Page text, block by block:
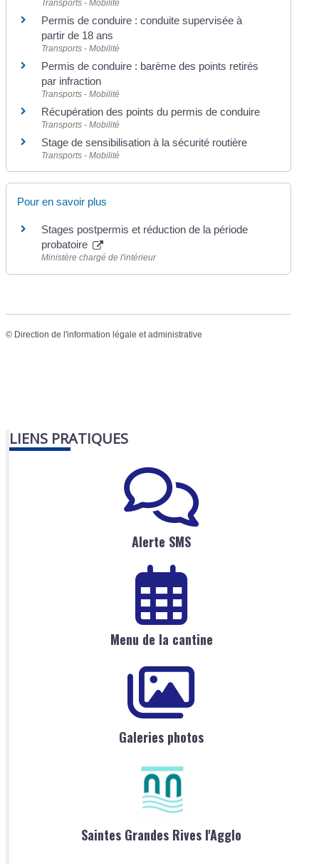
Transports - Mobilité
Permis de conduire : conduite supervisée à
partir de 18 ans
Transports - Mobilité
Permis de conduire : barème des points retirés
par infraction
Transports - Mobilité
Récupération des points du permis de conduire
Transports - Mobilité
Stage de sensibilisation à la sécurité routière
Transports - Mobilité
Pour en savoir plus
Stages postpermis et réduction de la période
probatoire
Ministère chargé de l'intérieur
© Direction de l'information légale et administrative
LIENS PRATIQUES
Alerte SMS
Menu de la cantine
Galeries photos
Saintes Grandes Rives l'Agglo